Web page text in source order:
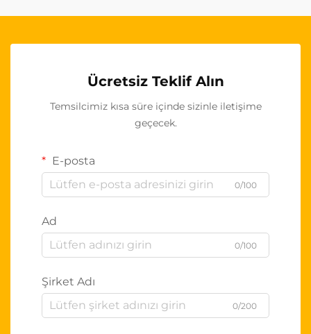
Ücretsiz Teklif Alın
Temsilcimiz kısa süre içinde sizinle iletişime
geçecek.
E-posta
0/100
Ad
0/100
Şirket Adı
0/200